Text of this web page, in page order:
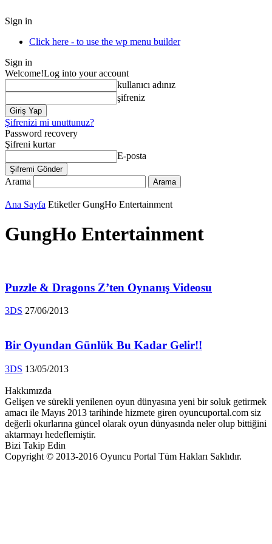
Sign in
Click here - to use the wp menu builder
Sign in
Welcome!Log into your account
kullanıcı adınız
şifreniz
Şifrenizi mi unuttunuz?
Password recovery
Şifreni kurtar
E-posta
Arama
Ana Sayfa Etiketler GungHo Entertainment
GungHo Entertainment
Puzzle & Dragons Z’ten Oynanış Videosu
3DS 27/06/2013
Bir Oyundan Günlük Bu Kadar Gelir!!
3DS 13/05/2013
Hakkımızda
Gelişen ve sürekli yenilenen oyun dünyasına yeni bir soluk getirmek
amacı ile Mayıs 2013 tarihinde hizmete giren oyuncuportal.com siz
değerli okurlarına güncel olarak oyun dünyasında neler olup bittiğini
aktarmayı hedeflemiştir.
Bizi Takip Edin
Copyright © 2013-2016 Oyuncu Portal Tüm Hakları Saklıdır.